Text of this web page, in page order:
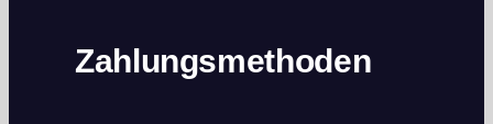
Zahlungsmethoden